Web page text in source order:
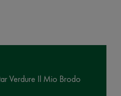
Verdure Il Mio Brodo